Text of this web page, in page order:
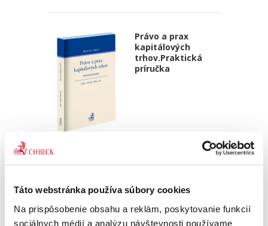
Táto webstránka používa súbory cookies
Na prispôsobenie obsahu a reklám, poskytovanie funkcií
sociálnych médií a analýzu návštevnosti používame
Právo a prax
kapitálových
trhov.Praktická
príručka
a kol.
39,00 € s DPH
Kniha komplexne približuje právnu prax
kapitálových trhov na Slovensku a v určitých
témach aj v širšom CEE regióne. Jedná sa o